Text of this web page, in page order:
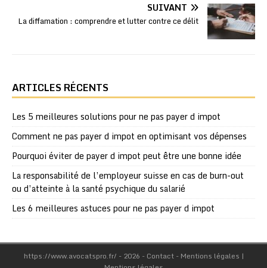
SUIVANT
La diffamation : comprendre et lutter contre ce délit
ARTICLES RÉCENTS
Les 5 meilleures solutions pour ne pas payer d impot
Comment ne pas payer d impot en optimisant vos dépenses
Pourquoi éviter de payer d impot peut être une bonne idée
La responsabilité de l’employeur suisse en cas de burn-out
ou d’atteinte à la santé psychique du salarié
Les 6 meilleures astuces pour ne pas payer d impot
https://www.avocatspro.fr/ - 2026 - Contact - Mentions légales |